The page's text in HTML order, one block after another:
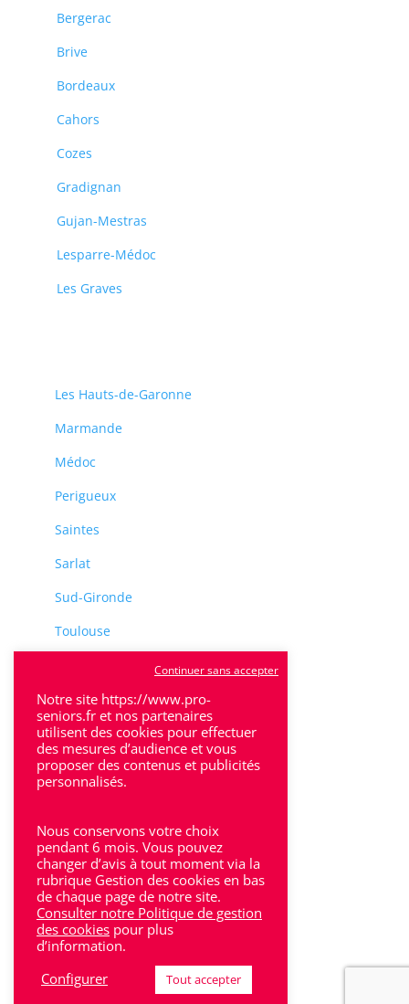
Bergerac
Brive
Bordeaux
Cahors
Cozes
Gradignan
Gujan-Mestras
Lesparre-Médoc
Les Graves
Les Hauts-de-Garonne
Marmande
Médoc
Perigueux
Saintes
Sarlat
Sud-Gironde
Toulouse
Villeneuve-Sur-Lot
Bron
Lyon
Lyon 6
Villeurbanne
Calluire
Notre site https://www.pro-
seniors.fr et nos partenaires
utilisent des cookies pour effectuer
des mesures d’audience et vous
proposer des contenus et publicités
personnalisés.
Nous conservons votre choix
pendant 6 mois. Vous pouvez
changer d’avis à tout moment via la
rubrique Gestion des cookies en bas
de chaque page de notre site.
Consulter notre Politique de gestion
des cookies pour plus
d’information.
Configurer
Continuer sans accepter
Tout accepter